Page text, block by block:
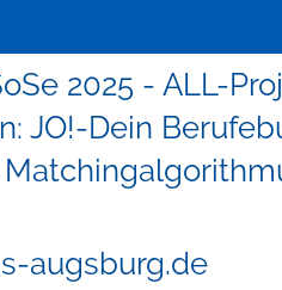
2025 - ALL-
JO!-Dein
augsburg.de